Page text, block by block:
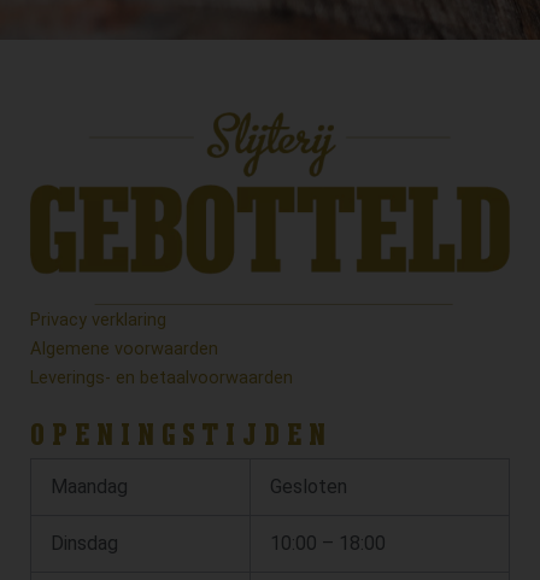
Privacy verklaring
Algemene voorwaarden
Leverings- en betaalvoorwaarden
OPENINGSTIJDEN
Maandag Gesloten
Dinsdag 10:00 – 18:00